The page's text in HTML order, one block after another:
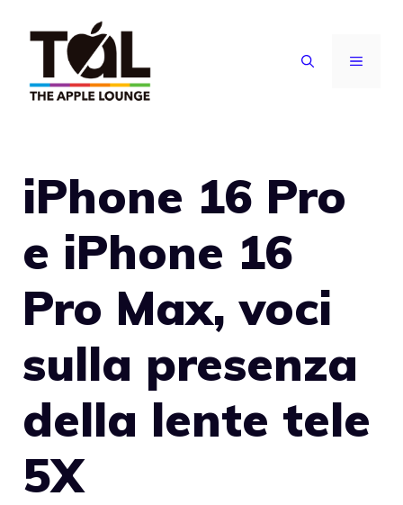
contenuto
MENU
iPhone 16 Pro
e iPhone 16
Pro Max, voci
sulla presenza
della lente tele
5X